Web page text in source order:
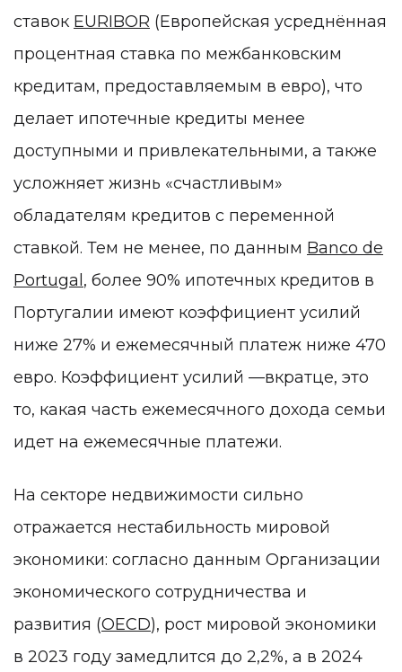
ставок EURIBOR (Европейская усреднённая
процентная ставка по межбанковским
кредитам, предоставляемым в евро), что
делает ипотечные кредиты менее
доступными и привлекательными, а также
усложняет жизнь «счастливым»
обладателям кредитов с переменной
ставкой. Тем не менее, по данным Banco de
Portugal , более 90% ипотечных кредитов в
Португалии имеют коэффициент усилий
ниже 27% и ежемесячный платеж ниже 470
евро. Коэффициент усилий —вкратце, это
то, какая часть ежемесячного дохода семьи
идет на ежемесячные платежи.
На секторе недвижимости сильно
отражается нестабильность мировой
экономики: согласно данным Организации
экономического сотрудничества и
развития (OECD), рост мировой экономики
в 2023 году замедлится до 2,2%, а в 2024